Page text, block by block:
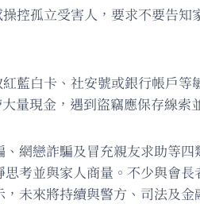
控孤立受害人，要求不要告
藍白卡、社安號或銀行帳戶
量現金，遇到盜竊應保存線索
網戀詐騙及冒充親友求助等
考並與家人商量。不少與會
未來將持續與警方、司法及